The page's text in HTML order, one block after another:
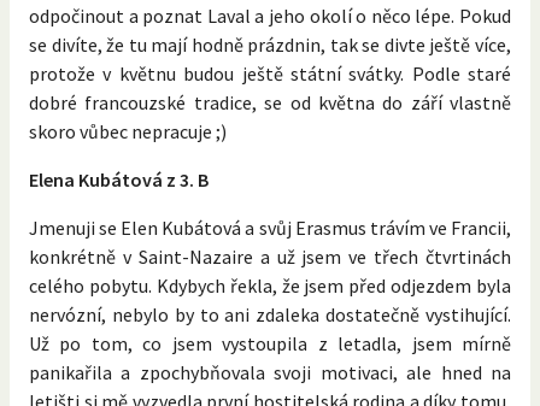
odpočinout a poznat Laval a jeho okolí o něco lépe. Pokud
se divíte, že tu mají hodně prázdnin, tak se divte ještě více,
protože v květnu budou ještě státní svátky. Podle staré
dobré francouzské tradice, se od května do září vlastně
skoro vůbec nepracuje ;)
Elena Kubátová z 3. B
Jmenuji se Elen Kubátová a svůj Erasmus trávím ve Francii,
konkrétně v Saint-Nazaire a už jsem ve třech čtvrtinách
celého pobytu. Kdybych řekla, že jsem před odjezdem byla
nervózní, nebylo by to ani zdaleka dostatečně vystihující.
Už po tom, co jsem vystoupila z letadla, jsem mírně
panikařila a zpochybňovala svoji motivaci, ale hned na
letišti si mě vyzvedla první hostitelská rodina a díky tomu,